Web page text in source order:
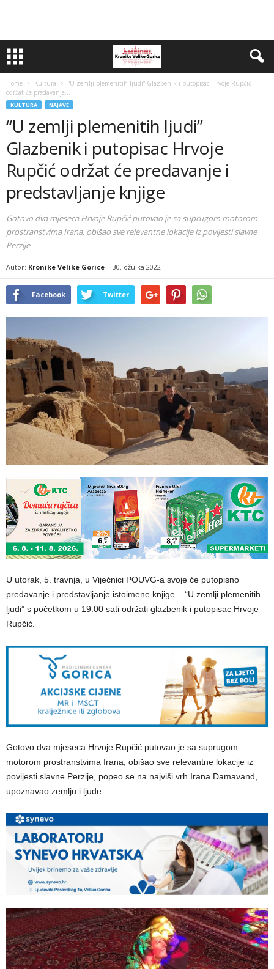
Home Kultura
“U zemlji plemenitih ljudi” Glazbenik i putopisac Hrvoje Rupčić
održat će predavanje...
KULTURA NAJAVE
“U zemlji plemenitih ljudi”
Glazbenik i putopisac Hrvoje
Rupčić održat će predavanje i
predstavljanje knjige
Gotovo dva mjeseca Hrvoje Rupčić putovao je sa suprugom motorom
prostranstvima Irana, obišao sve relevantne lokacije iz povijesti slavne
Perzije
Autor: Kronike Velike Gorice - 30. ožujka 2022
Facebook Twitter
U utorak, 5. travnja, u Vijećnici POUVG-a svoje će putopisno
predavanje i predstavljanje istoimene knjige – “U zemlji plemenitih
ljudi” s početkom u 19.00 sati održati glazbenik i putopisac Hrvoje
Rupčić.
Gotovo dva mjeseca Hrvoje Rupčić putovao je sa suprugom
motorom prostranstvima Irana, obišao sve relevantne lokacije iz
povijesti slavne Perzije, popeo se na najviši vrh Irana Damavand,
upoznavao zemlju i ljude…